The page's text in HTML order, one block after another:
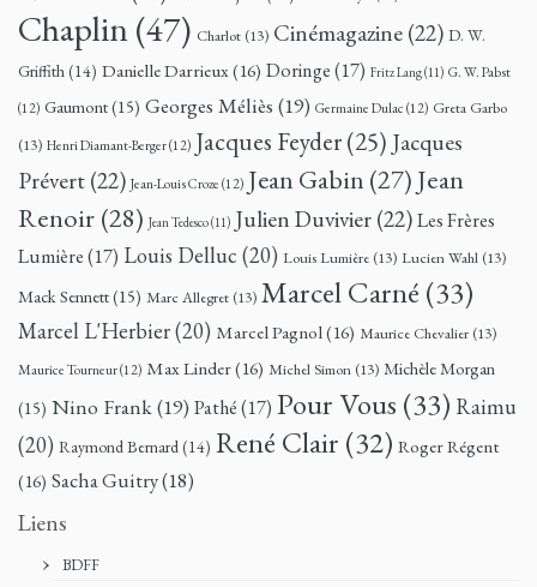
Chaplin(47) Charlot (13) Cinémagazine(22) D. W.
Griffith(14) Danielle Darrieux(16) Doringe(17) Fritz Lang(11) G. W. Pabst
(12) Gaumont(15) Georges Méliès (19) Germaine Dulac (12) Greta Garbo
(13) Henri Diamant-Berger(12) Jacques Feyder(25) Jacques
Prévert(22) Jean-Louis Croze (12) Jean Gabin (27) Jean
Renoir (28) Jean Tedesco(11) Julien Duvivier(22)Les Frères
Lumière(17) Louis Delluc (20) Louis Lumière (13) Lucien Wahl (13)
Mack Sennett(15) Marc Allegret (13) Marcel Carné (33)
Marcel L'Herbier(20) Marcel Pagnol(16) Maurice Chevalier (13)
Maurice Tourneur(12) Max Linder(16) Michel Simon (13) Michèle Morgan
(15) Nino Frank(19) Pathé(17) Pour Vous (33) Raimu
(20) Raymond Bernard(14) René Clair (32) Roger Régent
(16) Sacha Guitry(18)
Liens
BDFF